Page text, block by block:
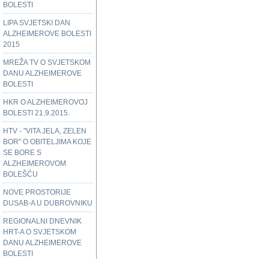
BOLESTI
LIPA SVJETSKI DAN
ALZHEIMEROVE BOLESTI
2015
MREŽA TV O SVJETSKOM
DANU ALZHEIMEROVE
BOLESTI
HKR O ALZHEIMEROVOJ
BOLESTI 21.9.2015.
HTV - "VITA JELA, ZELEN
BOR" O OBITELJIMA KOJE
SE BORE S
ALZHEIMEROVOM
BOLEŠĆU
NOVE PROSTORIJE
DUSAB-A U DUBROVNIKU
REGIONALNI DNEVNIK
HRT-A O SVJETSKOM
DANU ALZHEIMEROVE
BOLESTI